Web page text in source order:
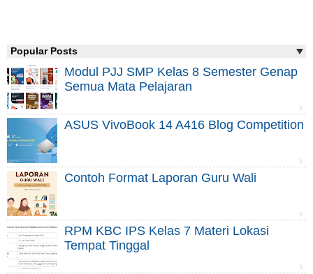
Popular Posts
Modul PJJ SMP Kelas 8 Semester Genap
Semua Mata Pelajaran
ASUS VivoBook 14 A416 Blog Competition
Contoh Format Laporan Guru Wali
RPM KBC IPS Kelas 7 Materi Lokasi
Tempat Tinggal